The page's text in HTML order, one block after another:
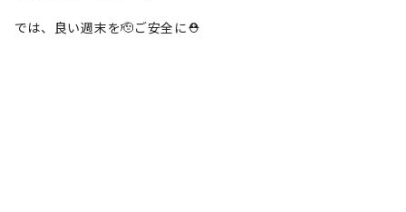
では、良い週末を🫡ご安全に⛑️